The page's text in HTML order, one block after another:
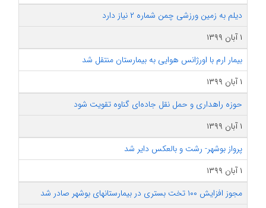
دیلم به زمین ورزشی چمن شماره ۲ نیاز دارد
۱ آبان ۱۳۹۹
بیمار ارم با اورژانس هوایی به بیمارستان منتقل شد
۱ آبان ۱۳۹۹
حوزه راهداری و حمل نقل جاده‌ای گناوه تقویت شود
۱ آبان ۱۳۹۹
پرواز بوشهر- رشت و بالعکس دایر شد
۱ آبان ۱۳۹۹
مجوز افزایش ۱۰۰ تخت بستری در بیمارستان‎های بوشهر صادر شد